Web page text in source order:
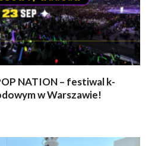
NATION – festiwal k-
w Warszawie!